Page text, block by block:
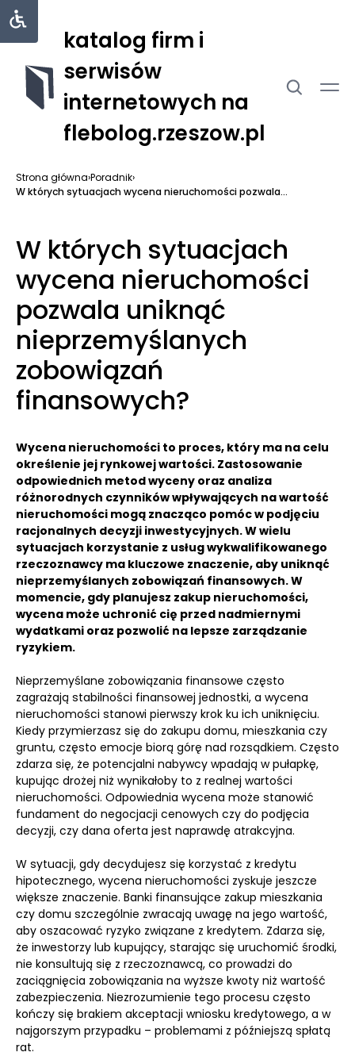
katalog firm i
serwisów
internetowych na
flebolog.rzeszow.pl
Strona główna›Poradnik›
W których sytuacjach wycena nieruchomości pozwala...
W których sytuacjach
wycena nieruchomości
pozwala uniknąć
nieprzemyślanych
zobowiązań
finansowych?
Wycena nieruchomości to proces, który ma na celu
określenie jej rynkowej wartości. Zastosowanie
odpowiednich metod wyceny oraz analiza
różnorodnych czynników wpływających na wartość
nieruchomości mogą znacząco pomóc w podjęciu
racjonalnych decyzji inwestycyjnych. W wielu
sytuacjach korzystanie z usług wykwalifikowanego
rzeczoznawcy ma kluczowe znaczenie, aby uniknąć
nieprzemyślanych zobowiązań finansowych. W
momencie, gdy planujesz zakup nieruchomości,
wycena może uchronić cię przed nadmiernymi
wydatkami oraz pozwolić na lepsze zarządzanie
ryzykiem.
Nieprzemyślane zobowiązania finansowe często
zagrażają stabilności finansowej jednostki, a wycena
nieruchomości stanowi pierwszy krok ku ich uniknięciu.
Kiedy przymierzasz się do zakupu domu, mieszkania czy
gruntu, często emocje biorą górę nad rozsądkiem. Często
zdarza się, że potencjalni nabywcy wpadają w pułapkę,
kupując drożej niż wynikałoby to z realnej wartości
nieruchomości. Odpowiednia wycena może stanowić
fundament do negocjacji cenowych czy do podjęcia
decyzji, czy dana oferta jest naprawdę atrakcyjna.
W sytuacji, gdy decydujesz się korzystać z kredytu
hipotecznego, wycena nieruchomości zyskuje jeszcze
większe znaczenie. Banki finansujące zakup mieszkania
czy domu szczególnie zwracają uwagę na jego wartość,
aby oszacować ryzyko związane z kredytem. Zdarza się,
że inwestorzy lub kupujący, starając się uruchomić środki,
nie konsultują się z rzeczoznawcą, co prowadzi do
zaciągnięcia zobowiązania na wyższe kwoty niż wartość
zabezpieczenia. Niezrozumienie tego procesu często
kończy się brakiem akceptacji wniosku kredytowego, a w
najgorszym przypadku – problemami z późniejszą spłatą
rat.